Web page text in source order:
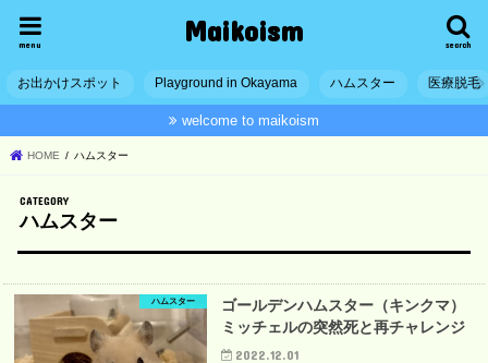
Maikoism search
menu
お出かけスポット Playground in Okayama ハムスター 医療脱毛
welcome to maikoism
HOME ハムスター
ハムスター
ハムスター
ゴールデンハムスター（キンクマ）
ミッチェルの突然死と再チャレンジ
2022.12.01